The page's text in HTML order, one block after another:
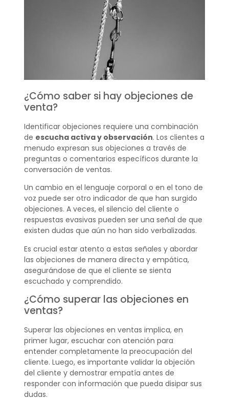
¿Cómo saber si hay objeciones de
venta?
Identificar objeciones requiere una combinación
de escucha activa y observación. Los clientes a
menudo expresan sus objeciones a través de
preguntas o comentarios específicos durante la
conversación de ventas.
Un cambio en el lenguaje corporal o en el tono de
voz puede ser otro indicador de que han surgido
objeciones. A veces, el silencio del cliente o
respuestas evasivas pueden ser una señal de que
existen dudas que aún no han sido verbalizadas.
Es crucial estar atento a estas señales y abordar
las objeciones de manera directa y empática,
asegurándose de que el cliente se sienta
escuchado y comprendido.
¿Cómo superar las objeciones en
ventas?
Superar las objeciones en ventas implica, en
primer lugar, escuchar con atención para
entender completamente la preocupación del
cliente. Luego, es importante validar la objeción
del cliente y demostrar empatía antes de
responder con información que pueda disipar sus
dudas.